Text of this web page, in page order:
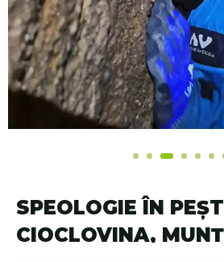
SPEOLOGIE ÎN
CIOCLOVINA,